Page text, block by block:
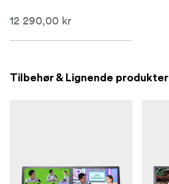
12 290,00 kr
Tilbehør & Lignende produkter